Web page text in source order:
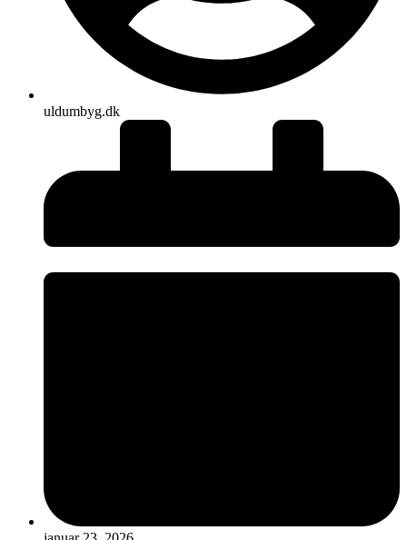
uldumbyg.dk